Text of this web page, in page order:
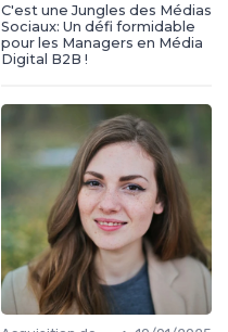
C'est une Jungles des Médias
Sociaux: Un défi formidable
pour les Managers en Média
Digital B2B !